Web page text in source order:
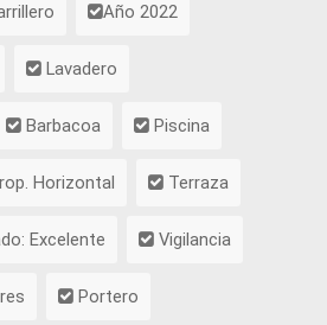
Año 2022
Lavadero
Barbacoa Piscina
Horizontal Terraza
Excelente Vigilancia
Portero